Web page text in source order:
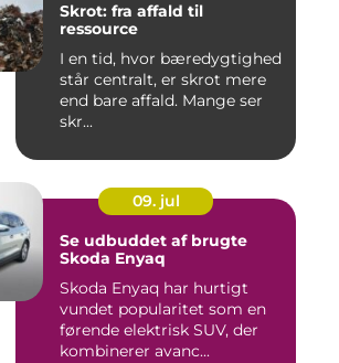
Skrot: fra affald til
ressource
I en tid, hvor bæredygtighed
står centralt, er skrot mere
end bare affald. Mange ser
skr...
09. jul
Se udbuddet af brugte
Skoda Enyaq
Skoda Enyaq har hurtigt
vundet popularitet som en
førende elektrisk SUV, der
kombinerer avanc...